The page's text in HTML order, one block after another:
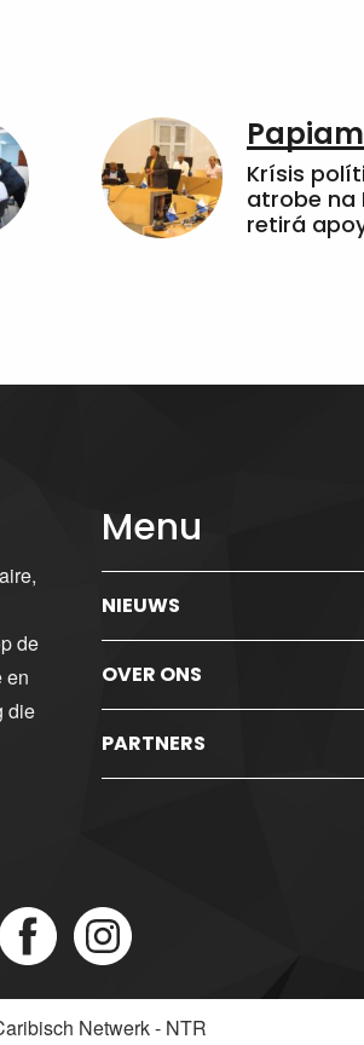
Krísis
atrobe na
retirá
de
en
die
Menu
NIEUWS
OVER ONS
PARTNERS
Netwerk - NTR